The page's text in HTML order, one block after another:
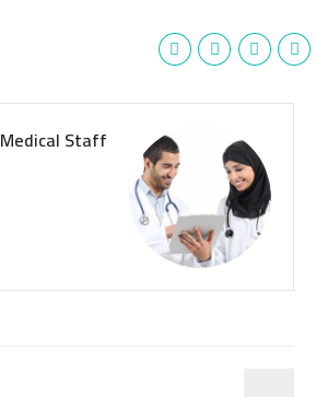
Medical Staff